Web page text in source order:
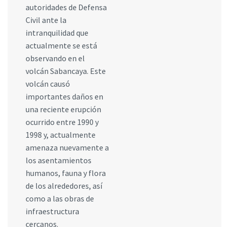
autoridades de Defensa
Civil ante la
intranquilidad que
actualmente se está
observando en el
volcán Sabancaya. Este
volcán causó
importantes daños en
una reciente erupción
ocurrido entre 1990 y
1998 y, actualmente
amenaza nuevamente a
los asentamientos
humanos, fauna y flora
de los alrededores, así
como a las obras de
infraestructura
cercanos.